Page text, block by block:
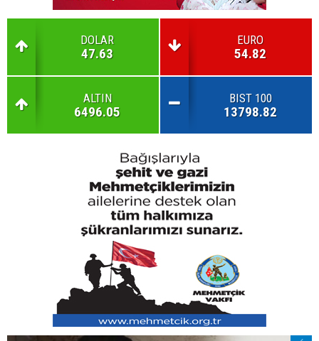
DOLAR
47.63
EURO
54.82
ALTIN
6496.05
BIST 100
13798.82